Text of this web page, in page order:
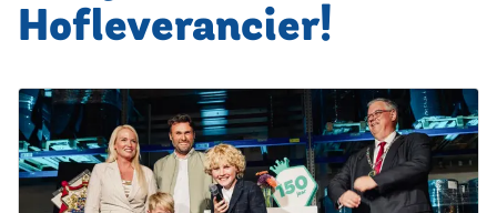
Hofleverancier!